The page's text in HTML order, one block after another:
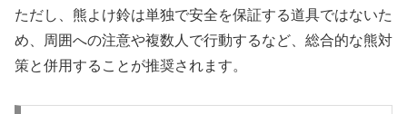
ただし、熊よけ鈴は単独で安全を保証する道具ではないた
め、周囲への注意や複数人で行動するなど、総合的な熊対
策と併用することが推奨されます。